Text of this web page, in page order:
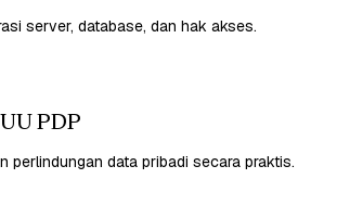
server, database, dan hak akses.
PDP
perlindungan data pribadi secara praktis.